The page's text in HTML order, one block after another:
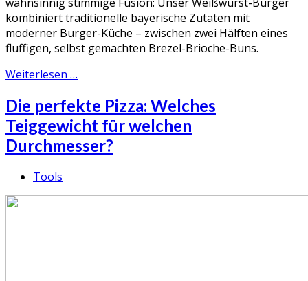
kombiniert traditionelle bayerische Zutaten mit
moderner Burger-Küche – zwischen zwei Hälften eines
fluffigen, selbst gemachten Brezel-Brioche-Buns.
Weiterlesen …
Die perfekte Pizza: Welches
Teiggewicht für welchen
Durchmesser?
Tools